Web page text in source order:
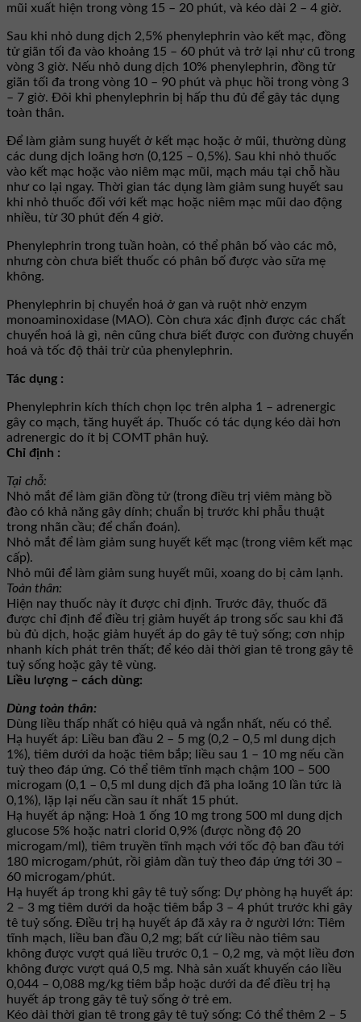
mũi xuất hiện trong vòng 15 – 20 phút, và kéo dài 2 – 4 giờ.
Sau khi nhỏ dung dịch 2,5% phenylephrin vào kết mạc, đồng
tử giãn tối đa vào khoảng 15 – 60 phút và trở lại như cũ trong
vòng 3 giờ. Nếu nhỏ dung dịch 10% phenylephrin, đồng tử
giãn tối đa trong vòng 10 – 90 phút và phục hồi trong vòng 3
– 7 giờ. Đôi khi phenylephrin bị hấp thu đủ để gây tác dụng
toàn thân.
Để làm giảm sung huyết ở kết mạc hoặc ở mũi, thường dùng
các dung dịch loãng hơn (0,125 – 0,5%). Sau khi nhỏ thuốc
vào kết mạc hoặc vào niêm mạc mũi, mạch máu tại chỗ hầu
như co lại ngay. Thời gian tác dụng làm giảm sung huyết sau
khi nhỏ thuốc đối với kết mạc hoặc niêm mạc mũi dao động
nhiều, từ 30 phút đến 4 giờ.
Phenylephrin trong tuần hoàn, có thể phân bố vào các mô,
nhưng còn chưa biết thuốc có phân bố được vào sữa mẹ
không.
Phenylephrin bị chuyển hoá ở gan và ruột nhờ enzym
monoaminoxidase (MAO). Còn chưa xác định được các chất
chuyển hoá là gì, nên cũng chưa biết được con đường chuyển
hoá và tốc độ thải trừ của phenylephrin.
Tác dụng :
Phenylephrin kích thích chọn lọc trên alpha 1 – adrenergic
gây co mạch, tăng huyết áp. Thuốc có tác dụng kéo dài hơn
adrenergic do ít bị COMT phân huỷ.
Chỉ định :
Tại chỗ:
Nhỏ mắt để làm giãn đồng tử (trong điều trị viêm màng bồ
đào có khả năng gây dính; chuẩn bị trước khi phẫu thuật
trong nhãn cầu; để chẩn đoán).
Nhỏ mắt để làm giảm sung huyết kết mạc (trong viêm kết mạc
cấp).
Nhỏ mũi để làm giảm sung huyết mũi, xoang do bị cảm lạnh.
Toàn thân:
Hiện nay thuốc này ít được chỉ định. Trước đây, thuốc đã
được chỉ định để điều trị giảm huyết áp trong sốc sau khi đã
bù đủ dịch, hoặc giảm huyết áp do gây tê tuỷ sống; cơn nhịp
nhanh kích phát trên thất; để kéo dài thời gian tê trong gây tê
tuỷ sống hoặc gây tê vùng.
Liều lượng – cách dùng:
Dùng toàn thân:
Dùng liều thấp nhất có hiệu quả và ngắn nhất, nếu có thể.
Hạ huyết áp: Liều ban đầu 2 – 5 mg (0,2 – 0,5 ml dung dịch
1%), tiêm dưới da hoặc tiêm bắp; liều sau 1 – 10 mg nếu cần
tuỳ theo đáp ứng. Có thể tiêm tĩnh mạch chậm 100 – 500
microgam (0,1 – 0,5 ml dung dịch đã pha loãng 10 lần tức là
0,1%), lặp lại nếu cần sau ít nhất 15 phút.
Hạ huyết áp nặng: Hoà 1 ống 10 mg trong 500 ml dung dịch
glucose 5% hoặc natri clorid 0,9% (được nồng độ 20
microgam/ml), tiêm truyền tĩnh mạch với tốc độ ban đầu tới
180 microgam/phút, rồi giảm dần tuỳ theo đáp ứng tới 30 –
60 microgam/phút.
Hạ huyết áp trong khi gây tê tuỷ sống: Dự phòng hạ huyết áp:
2 – 3 mg tiêm dưới da hoặc tiêm bắp 3 – 4 phút trước khi gây
tê tuỷ sống. Điều trị hạ huyết áp đã xảy ra ở người lớn: Tiêm
tĩnh mạch, liều ban đầu 0,2 mg; bất cứ liều nào tiêm sau
không được vượt quá liều trước 0,1 – 0,2 mg, và một liều đơn
không được vượt quá 0,5 mg. Nhà sản xuất khuyến cáo liều
0,044 – 0,088 mg/kg tiêm bắp hoặc dưới da để điều trị hạ
huyết áp trong gây tê tuỷ sống ở trẻ em.
Kéo dài thời gian tê trong gây tê tuỷ sống: Có thể thêm 2 – 5